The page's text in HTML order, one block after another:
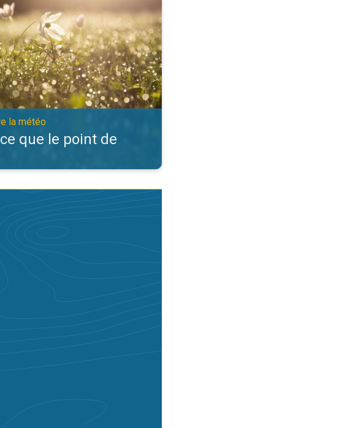
la météo
que le point de